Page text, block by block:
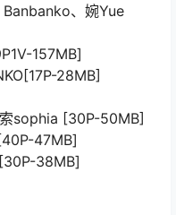
、婉Yue
157MB]
28MB]
sophia [30P-50MB]
47MB]
38MB]